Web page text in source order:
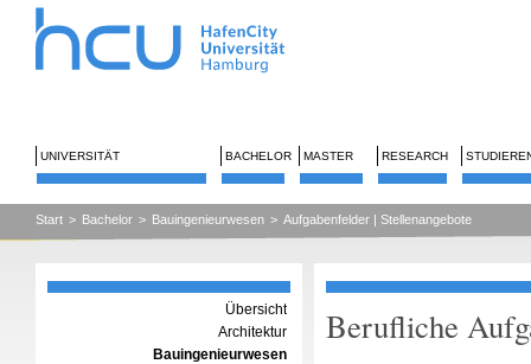
UNIVERSITÄT BACHELOR MASTER RESEARCH
Start > Bachelor > Bauingenieurwesen > Aufgabenfelder | Stellenangebote
Übersicht
Architektur
Bauingenieurwesen
Berufliche